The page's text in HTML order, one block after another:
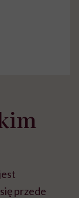
przede